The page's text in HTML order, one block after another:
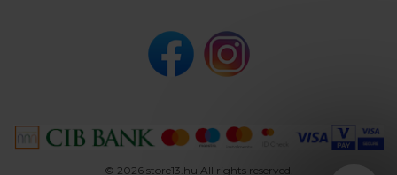
© 2026 store13.hu All rights reserved.